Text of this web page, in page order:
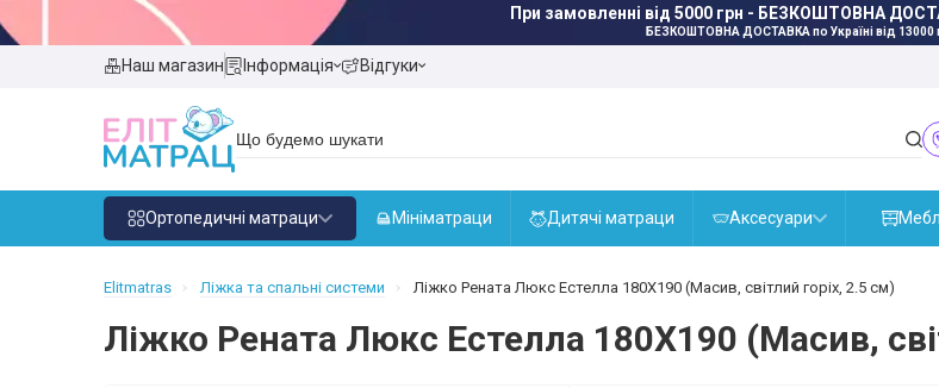
При замовленні від 5000 грн - БЕЗКОШТОВНА
БЕЗКОШТОВНА ДОСТАВКАпо Україні від 13000
Наш магазин Інформація Відгуки
Ортопедичні матраци Мініматраци Дитячі матраци Аксесуари
Elitmatras Ліжка та спальні системи Ліжко Рената Люкс Естелла 180X190 (Масив, світлий горіх, 2.5 см)
Ліжко Рената Люкс Естелла 180X190 (Масив,